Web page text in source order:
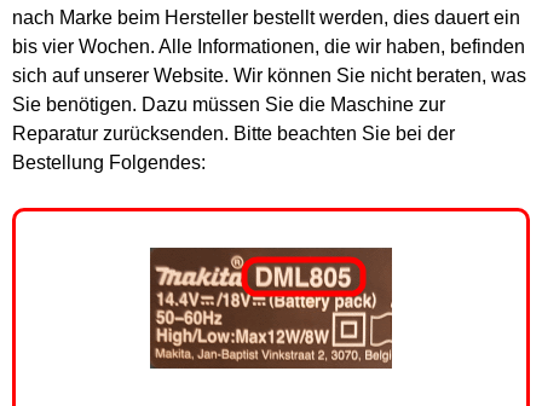
nach Marke beim Hersteller bestellt werden, dies dauert ein
bis vier Wochen. Alle Informationen, die wir haben, befinden
sich auf unserer Website. Wir können Sie nicht beraten, was
Sie benötigen. Dazu müssen Sie die Maschine zur
Reparatur zurücksenden. Bitte beachten Sie bei der
Bestellung Folgendes: